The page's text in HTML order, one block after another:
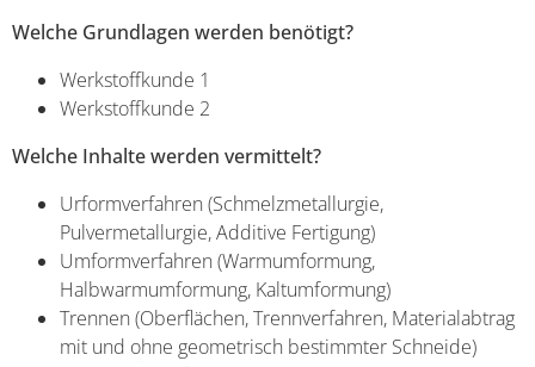
Welche Grundlagen werden benötigt?
Werkstoffkunde 1
Werkstoffkunde 2
Welche Inhalte werden vermittelt?
Urformverfahren (Schmelzmetallurgie,
Pulvermetallurgie, Additive Fertigung)
Umformverfahren (Warmumformung,
Halbwarmumformung, Kaltumformung)
Trennen (Oberflächen, Trennverfahren, Materialabtrag
mit und ohne geometrisch bestimmter Schneide)